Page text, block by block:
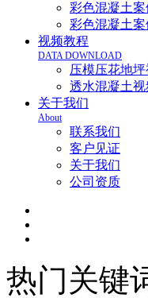
彩色混凝土
彩色混凝土案
视频教程
DATA DOWNLOAD
压模压花地坪
透水混凝土视
关于我们
About
联系我们
客户见证
关于我们
公司资质
热门关键